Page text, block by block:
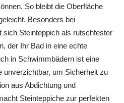
So bleibt die Oberfläche
Besonders bei
sich Steinteppich als rutschfester
der Ihr Bad in eine echte
in Schwimmbädern ist eine
unverzichtbar, um Sicherheit zu
aus Abdichtung und
Steinteppiche zur perfekten